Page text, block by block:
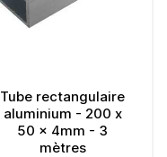
Tube rectangulaire
aluminium - 200 x
50 x 4mm - 3
mètres